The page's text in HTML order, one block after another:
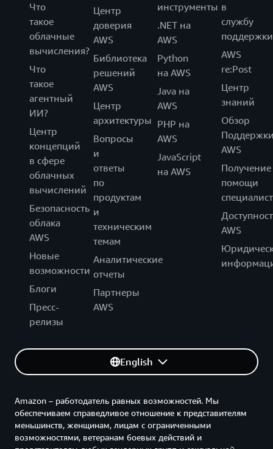
Что
такое
облачные
вычисления?
Что
такое
агентный
ИИ?
Центр
концепций
в сфере
облачных
вычислений
Безопасность
облака
AWS
Новые
возможности
Блоги
Пресс-
релизы
Центр
доверия
AWS
Библиотека
решений
AWS
Центр
архитектуры
Вопросы
и
ответы
по
продуктам
и
техническим
темам
Аналитические
отчеты
Партнеры
AWS
инструменты
.NET на
AWS
Python
на AWS
Java на
AWS
PHP на
AWS
JavaScript
на AWS
в
службу
поддержки
AWS
re:Post
Центр
знаний
Обзор
AWS
Получение
помощи
AWS
English
Amazon – работодатель равных возможностей. Мы
обеспечиваем справедливое отношение к представителям
меньшинств, женщинам, лицам с ограниченными
возможностями, ветеранам боевых действий и